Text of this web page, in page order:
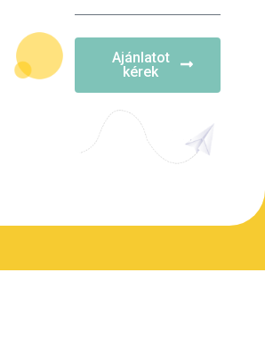
Ajánlatot
kérek